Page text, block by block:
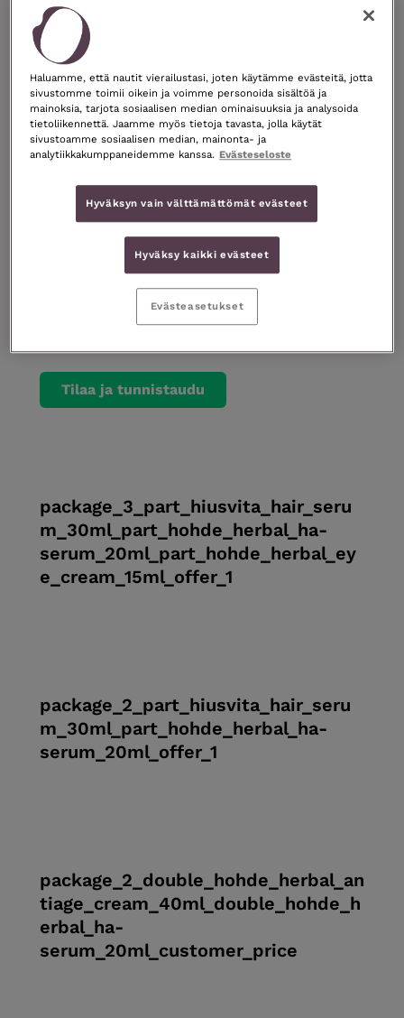
Kaupunki
Puhelinnumero
Sähköpostiosoite
Olen lukenut ja hyväksynyt toimitusehdot.
Kyllä, kiitos! Haluan lisätietoa tilaamistani
tuotteista sekä kiinnostavista
tuoteuutuuksista sähköpostitse.
Tilaa ja tunnistaudu
package_3_part_hiusvita_hair_seru
m_30ml_part_hohde_herbal_ha-
serum_20ml_part_hohde_herbal_ey
e_cream_15ml_offer_1
package_2_part_hiusvita_hair_seru
m_30ml_part_hohde_herbal_ha-
serum_20ml_offer_1
package_2_double_hohde_herbal_an
tiage_cream_40ml_double_hohde_h
erbal_ha-
serum_20ml_customer_price
Haluamme, että nautit vierailustasi, joten käytämme evästeitä, jotta
sivustomme toimii oikein ja voimme personoida sisältöä ja
mainoksia, tarjota sosiaalisen median ominaisuuksia ja analysoida
tietoliikennettä. Jaamme myös tietoja tavasta, jolla käytät
sivustoamme sosiaalisen median, mainonta- ja
analytiikkakumppaneidemme kanssa. Evästeseloste
Hyväksyn vain välttämättömät evästeet
Hyväksy kaikki evästeet
Evästeasetukset